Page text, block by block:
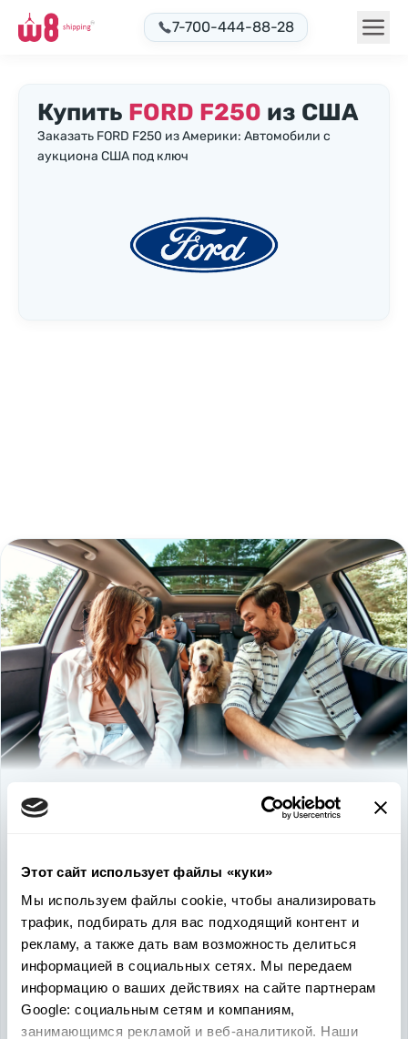
Этот сайт использует файлы «куки»
Мы используем файлы cookie, чтобы анализировать
трафик, подбирать для вас подходящий контент и
рекламу, а также дать вам возможность делиться
информацией в социальных сетях. Мы передаем
информацию о ваших действиях на сайте партнерам
Google: социальным сетям и компаниям,
занимающимся рекламой и веб-аналитикой. Наши
7-700-444-88-28
Купить FORD F250 из США
Заказать FORD F250 из Америки: Автомобили с
аукциона США под ключ
Используйте
возможность
Надежность, эффективность и слаженность процессов
откроет перед вами дополнительные перспективы. Кроме
ожидаемого результата, вы получите реальные выгоды.
Внедрение Американского стандарта на авторынке
Казахстана станет эрой больших возможностей
казахстанцев, чтобы реализовать свой потенциал в
полную силу.